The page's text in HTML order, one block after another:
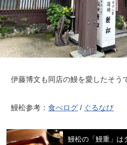
伊藤博文も同店の鰻を愛したそう
鰻松参考：食べログ / ぐるなび
鰻松の「鰻重」は